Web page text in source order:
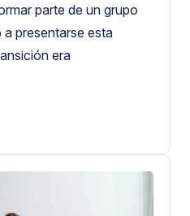
parte de un grupo
presentarse esta
era